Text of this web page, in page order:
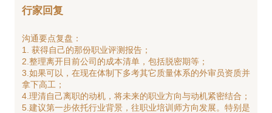
行家回复
沟通要点复盘：
1. 获得自己的那份职业评测报告；
2.整理离开目前公司的成本清单，包括脱密期等；
3.如果可以，在现在体制下多考其它质量体系的外审员资质并
拿下高工；
4.理清自己离职的动机，将未来的职业方向与动机紧密结合；
5.建议第一步依托行业背景，往职业培训师方向发展。特别是